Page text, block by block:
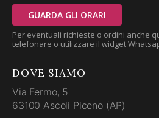
GUARDA GLI ORARI
Per eventuali richieste o ordini anche
telefonare o utilizzare il widget
DOVE SIAMO
Via Fermo, 5
63100 Ascoli Piceno (AP)